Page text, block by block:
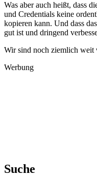
Was aber auch heißt, dass
und Credentials keine
kopieren kann. Und dass
gut ist und dringend
Wir sind noch ziemlich weit
Werbung
Suche